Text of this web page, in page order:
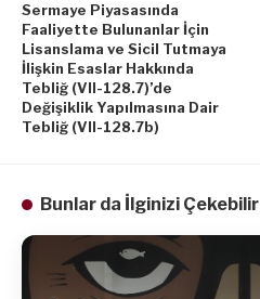
Sermaye Piyasasında
Faaliyette Bulunanlar İçin
Lisanslama ve Sicil Tutmaya
İlişkin Esaslar Hakkında
Tebliğ (VII-128.7)’de
Değişiklik Yapılmasına Dair
Tebliğ (VII-128.7b)
Bunlar da İlginizi Çekebilir